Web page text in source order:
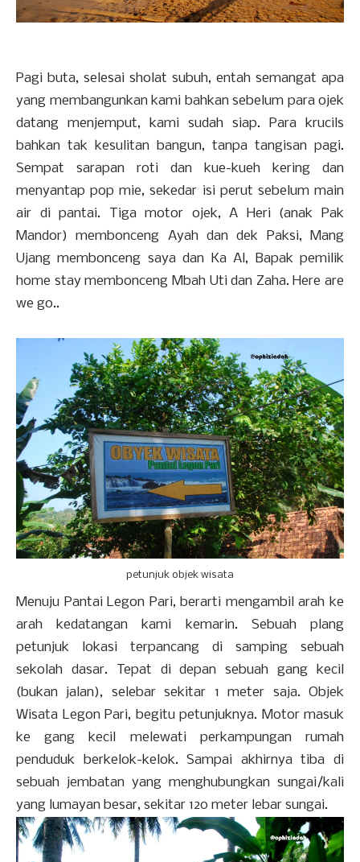
Pagi buta, selesai sholat subuh, entah semangat apa
yang membangunkan kami bahkan sebelum para ojek
datang menjemput, kami sudah siap. Para krucils
bahkan tak kesulitan bangun, tanpa tangisan pagi.
Sempat sarapan roti dan kue-kueh kering dan
menyantap pop mie, sekedar isi perut sebelum main
air di pantai. Tiga motor ojek, A Heri (anak Pak
Mandor) membonceng Ayah dan dek Paksi, Mang
Ujang membonceng saya dan Ka Al, Bapak pemilik
home stay membonceng Mbah Uti dan Zaha. Here are
we go..
petunjuk objek wisata
Menuju Pantai Legon Pari, berarti mengambil arah ke
arah kedatangan kami kemarin. Sebuah plang
petunjuk lokasi terpancang di samping sebuah
sekolah dasar. Tepat di depan sebuah gang kecil
(bukan jalan), selebar sekitar 1 meter saja. Objek
Wisata Legon Pari, begitu petunjuknya. Motor masuk
ke gang kecil melewati perkampungan rumah
penduduk berkelok-kelok. Sampai akhirnya tiba di
sebuah jembatan yang menghubungkan sungai/kali
yang lumayan besar, sekitar 120 meter lebar sungai.